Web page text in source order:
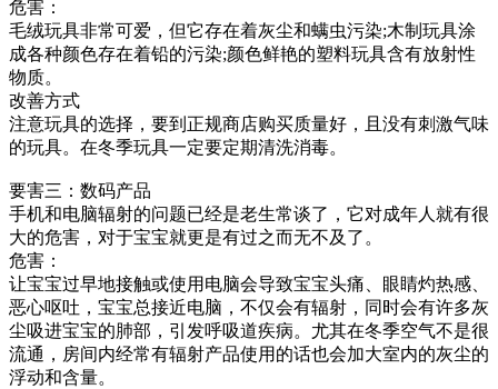
危害：
毛绒玩具非常可爱，但它存在着灰尘和螨虫污染;木制玩具涂
成各种颜色存在着铅的污染;颜色鲜艳的塑料玩具含有放射性
物质。
改善方式
注意玩具的选择，要到正规商店购买质量好，且没有刺激气味
的玩具。在冬季玩具一定要定期清洗消毒。
要害三：数码产品
手机和电脑辐射的问题已经是老生常谈了，它对成年人就有很
大的危害，对于宝宝就更是有过之而无不及了。
危害：
让宝宝过早地接触或使用电脑会导致宝宝头痛、眼睛灼热感、
恶心呕吐，宝宝总接近电脑，不仅会有辐射，同时会有许多灰
尘吸进宝宝的肺部，引发呼吸道疾病。尤其在冬季空气不是很
流通，房间内经常有辐射产品使用的话也会加大室内的灰尘的
浮动和含量。